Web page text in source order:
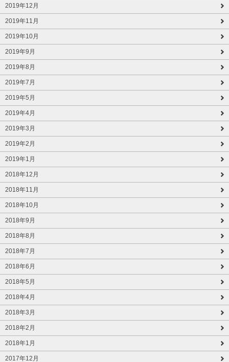
2019年12月
2019年11月
2019年10月
2019年9月
2019年8月
2019年7月
2019年5月
2019年4月
2019年3月
2019年2月
2019年1月
2018年12月
2018年11月
2018年10月
2018年9月
2018年8月
2018年7月
2018年6月
2018年5月
2018年4月
2018年3月
2018年2月
2018年1月
2017年12月